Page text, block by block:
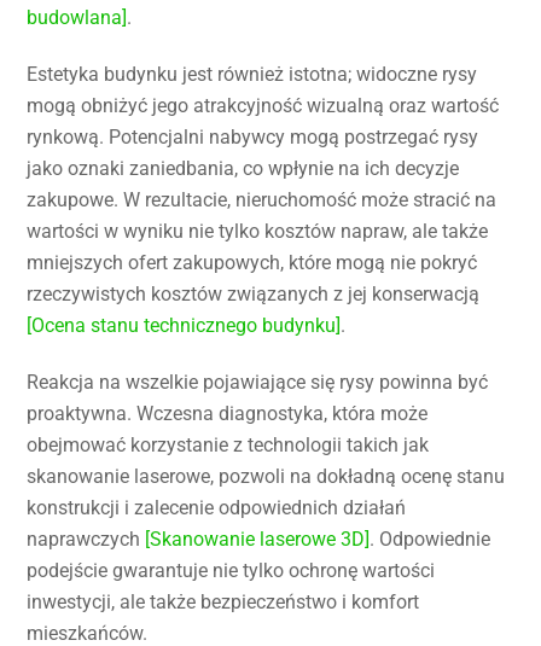
budowlana].
Estetyka budynku jest również istotna; widoczne rysy
mogą obniżyć jego atrakcyjność wizualną oraz wartość
rynkową. Potencjalni nabywcy mogą postrzegać rysy
jako oznaki zaniedbania, co wpłynie na ich decyzje
zakupowe. W rezultacie, nieruchomość może stracić na
wartości w wyniku nie tylko kosztów napraw, ale także
mniejszych ofert zakupowych, które mogą nie pokryć
rzeczywistych kosztów związanych z jej konserwacją
[Ocena stanu technicznego budynku].
Reakcja na wszelkie pojawiające się rysy powinna być
proaktywna. Wczesna diagnostyka, która może
obejmować korzystanie z technologii takich jak
skanowanie laserowe, pozwoli na dokładną ocenę stanu
konstrukcji i zalecenie odpowiednich działań
naprawczych [Skanowanie laserowe 3D]. Odpowiednie
podejście gwarantuje nie tylko ochronę wartości
inwestycji, ale także bezpieczeństwo i komfort
mieszkańców.